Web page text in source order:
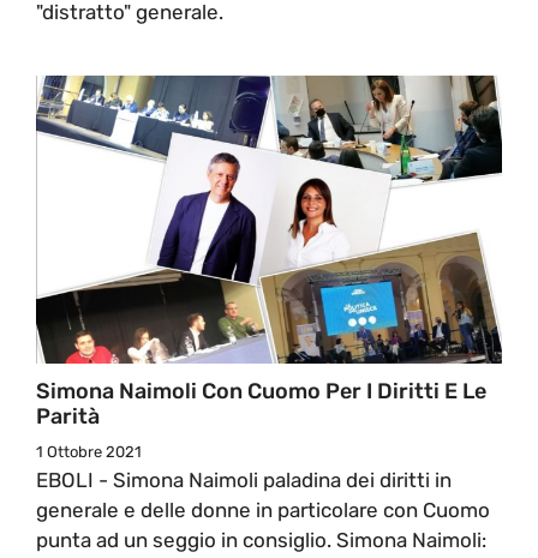
"distratto" generale.
Simona Naimoli Con Cuomo Per I Diritti E Le
Parità
1 Ottobre 2021
EBOLI - Simona Naimoli paladina dei diritti in
generale e delle donne in particolare con Cuomo
punta ad un seggio in consiglio. Simona Naimoli: